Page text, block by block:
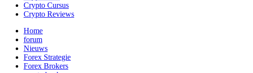
Crypto Cursus
Crypto Reviews
Home
forum
Nieuws
Forex Strategie
Forex Brokers